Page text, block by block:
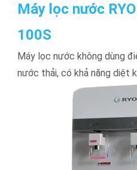
Máy lọc nước
100S
Máy lọc nước không dùng
nước thải​, có khả năng diệt